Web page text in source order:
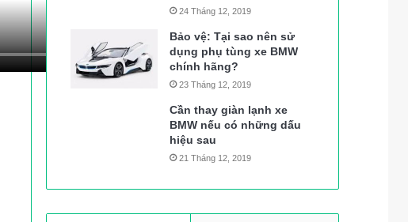
24 Tháng 12, 2019
Bảo vệ: Tại sao nên sử
dụng phụ tùng xe BMW
chính hãng?
23 Tháng 12, 2019
Cần thay giàn lạnh xe
BMW nếu có những dấu
hiệu sau
21 Tháng 12, 2019